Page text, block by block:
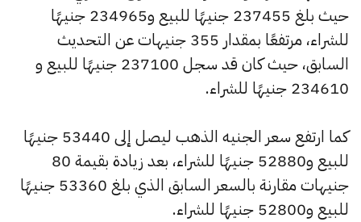
حيث بلغ 237455 جنيهًا للبيع و234965 جنيهًا
للشراء، مرتفعًا بمقدار 355 جنيهات عن التحديث
السابق، حيث كان قد سجل 237100 جنيهًا للبيع و
234610 جنيهًا للشراء.
كما ارتفع سعر الجنيه الذهب ليصل إلى 53440 جنيهًا
للبيع و52880 جنيهًا للشراء، بعد زيادة بقيمة 80
جنيهات مقارنة بالسعر السابق الذي بلغ 53360 جنيهًا
للبيع و52800 جنيهًا للشراء.